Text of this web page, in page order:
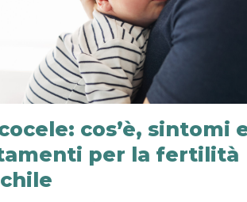
cos’è, sintomi
per la fertilità